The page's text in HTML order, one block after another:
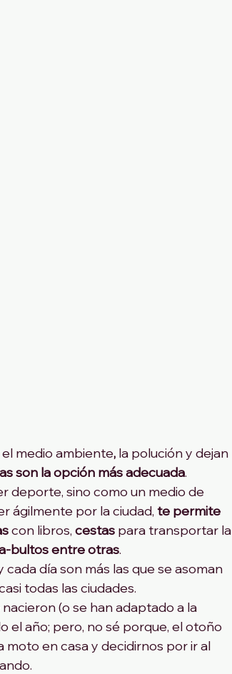
medio ambiente, la polución y dejan
son la opción más adecuada.
deporte, sino como un medio de
ágilmente por la ciudad, te permite
con libros, cestas para transportar la
bultos entre otras.
día son más las que se asoman
todas las ciudades.
(o se han adaptado a la
el año; pero, no sé porque, el otoño
moto en casa y decidirnos por ir al